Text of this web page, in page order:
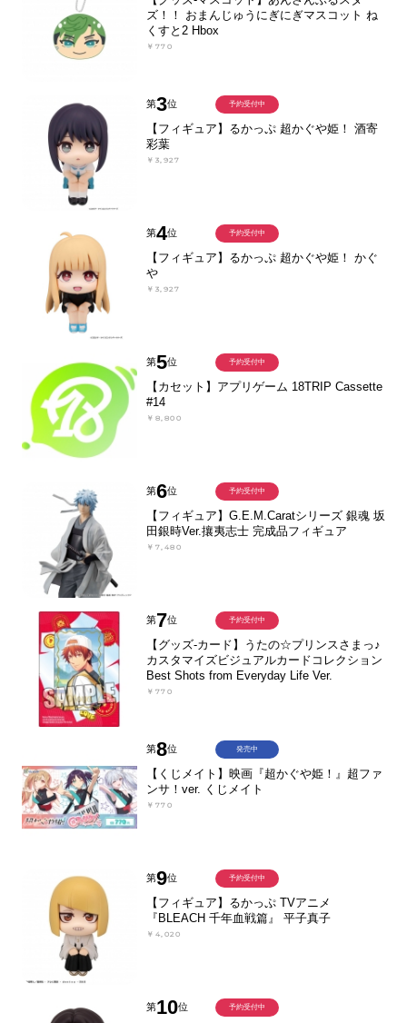
ズ！！ おまんじゅうにぎにぎマスコット ね
くすと2 Hbox
￥770
第3位
【フィギュア】るかっぷ 超かぐや姫！ 酒寄
彩葉
￥3,927
予約受付中
第4位
【フィギュア】るかっぷ 超かぐや姫！ かぐ
や
￥3,927
予約受付中
第5位
【カセット】アプリゲーム 18TRIP Cassette
#14
￥8,800
予約受付中
第6位
【フィギュア】G.E.M.Caratシリーズ 銀魂 坂
田銀時Ver.攘夷志士 完成品フィギュア
￥7,480
予約受付中
第7位
【グッズ-カード】うたの☆プリンスさまっ♪
カスタマイズビジュアルカードコレクション
Best Shots from Everyday Life Ver.
￥770
予約受付中
第8位
【くじメイト】映画『超かぐや姫！』超ファ
ンサ！ver. くじメイト
￥770
発売中
第9位
【フィギュア】るかっぷ TVアニメ
『BLEACH 千年血戦篇』 平子真子
￥4,020
予約受付中
第10位 予約受付中